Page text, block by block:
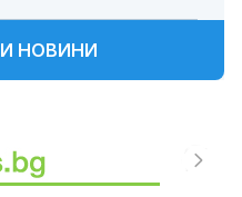
НОВИНИ